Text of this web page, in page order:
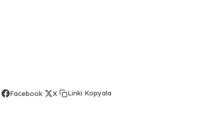
Facebook X Linki Kopyala